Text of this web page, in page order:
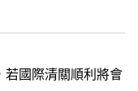
若國際清關順利將會